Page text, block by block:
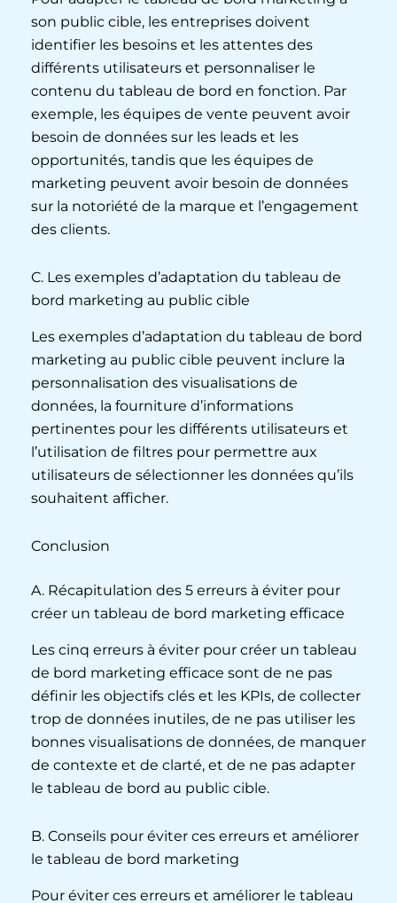
son public cible, les entreprises doivent
identifier les besoins et les attentes des
différents utilisateurs et personnaliser le
contenu du tableau de bord en fonction. Par
exemple, les équipes de vente peuvent avoir
besoin de données sur les leads et les
opportunités, tandis que les équipes de
marketing peuvent avoir besoin de données
sur la notoriété de la marque et l’engagement
des clients.
C. Les exemples d’adaptation du tableau de
bord marketing au public cible
Les exemples d’adaptation du tableau de bord
marketing au public cible peuvent inclure la
personnalisation des visualisations de
données, la fourniture d’informations
pertinentes pour les différents utilisateurs et
l’utilisation de filtres pour permettre aux
utilisateurs de sélectionner les données qu’ils
souhaitent afficher.
Conclusion
A. Récapitulation des 5 erreurs à éviter pour
créer un tableau de bord marketing efficace
Les cinq erreurs à éviter pour créer un tableau
de bord marketing efficace sont de ne pas
définir les objectifs clés et les KPIs, de collecter
trop de données inutiles, de ne pas utiliser les
bonnes visualisations de données, de manquer
de contexte et de clarté, et de ne pas adapter
le tableau de bord au public cible.
B. Conseils pour éviter ces erreurs et améliorer
le tableau de bord marketing
Pour éviter ces erreurs et améliorer le tableau